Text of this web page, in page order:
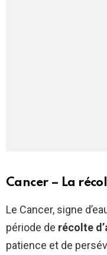
Cancer – La
Le Cancer, signe
période de récolte
patience et de